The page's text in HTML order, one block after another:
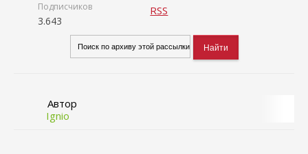
Подписчиков
3.643
RSS
Автор
Ignio